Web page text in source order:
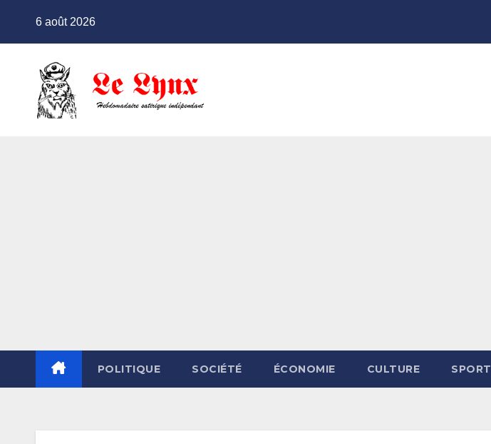
6 août 2026
POLITIQUE SOCIÉTÉ ÉCONOMIE CULTURE SPORT